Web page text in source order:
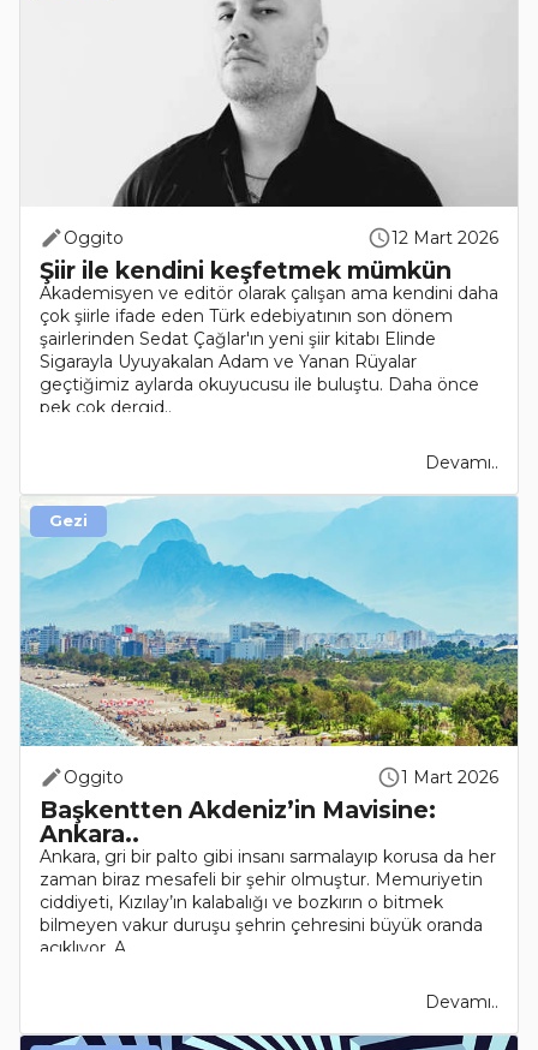
Oggito 12 Mart 2026
Şiir ile kendini keşfetmek mümkün
Akademisyen ve editör olarak çalışan ama kendini daha
çok şiirle ifade eden Türk edebiyatının son dönem
şairlerinden Sedat Çağlar'ın yeni şiir kitabı Elinde
Sigarayla Uyuyakalan Adam ve Yanan Rüyalar
geçtiğimiz aylarda okuyucusu ile buluştu. Daha önce
pek çok dergid..
Devamı..
Oggito 1 Mart 2026
Başkentten Akdeniz’in Mavisine:
Ankara..
Ankara, gri bir palto gibi insanı sarmalayıp korusa da her
zaman biraz mesafeli bir şehir olmuştur. Memuriyetin
ciddiyeti, Kızılay’ın kalabalığı ve bozkırın o bitmek
bilmeyen vakur duruşu şehrin çehresini büyük oranda
açıklıyor. A..
Devamı..
Gezi